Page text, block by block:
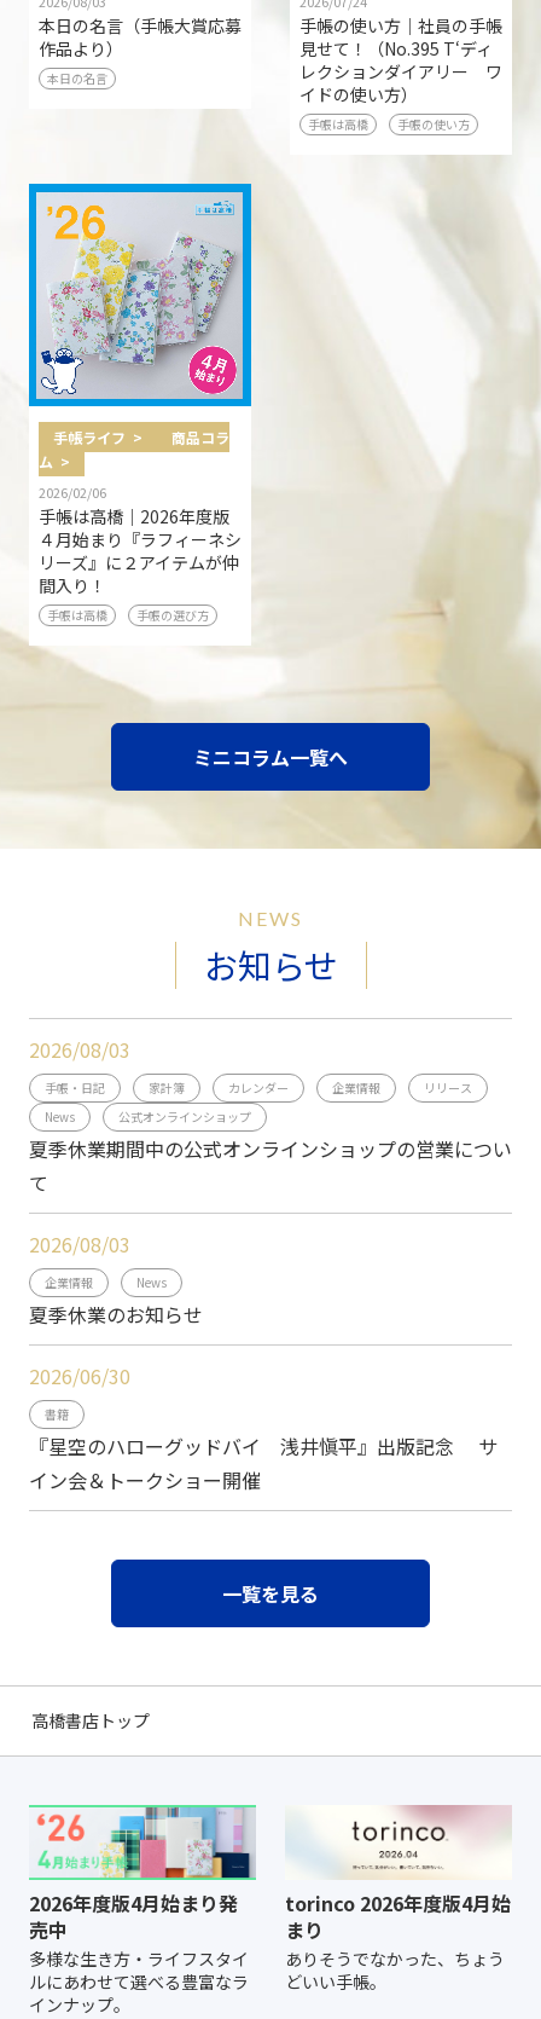
本日の名言（手帳大賞応募
作品より）
本日の名言
手帳の使い方｜社員の手帳
見せて！（No.395 T‘ディ
レクションダイアリー ワ
イドの使い方）
手帳は高橋 手帳の使い方
手帳ライフ >
商品コラ
ム >
2026/02/06
手帳は高橋｜2026年度版
４月始まり『ラフィーネシ
リーズ』に２アイテムが仲
間入り！
手帳は高橋 手帳の選び方
ミニコラム一覧へ
NEWS
お知らせ
2026/08/03
手帳・日記 家計簿 カレンダー 企業情報
リリース
News
公式オンラインショップ
夏季休業期間中の公式オンラインショップの営業につい
て
2026/08/03
企業情報 News
夏季休業のお知らせ
2026/06/30
書籍
『星空のハローグッドバイ 浅井愼平』出版記念 サ
イン会＆トークショー開催
一覧を見る
高橋書店トップ
2026年度版4月始まり発
売中
多様な生き方・ライフスタイ
ルにあわせて選べる豊富なラ
インナップ。
torinco 2026年度版4月始
まり
ありそうでなかった、ちょう
どいい手帳。